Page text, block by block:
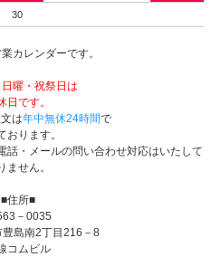
30
カレンダーです。
曜・祝祭日は
日です。
は年中無休24時間で
おります。
話・メールの問い合わせ対応はいたして
ません。
■住所■
－0035
豊島南2丁目216－8
コムビル